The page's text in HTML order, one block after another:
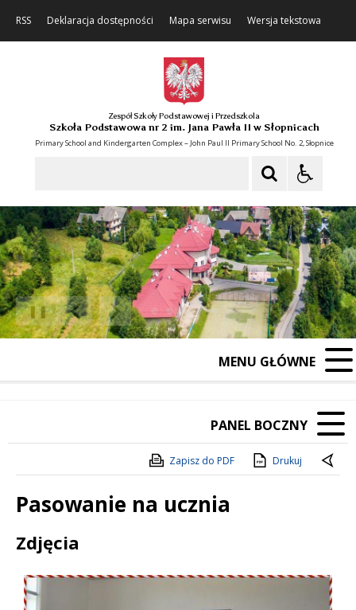
RSS Deklaracja dostępności Mapa serwisu Wersja tekstowa
Zespół Szkoły Podstawowej i Przedszkola
Szkoła Podstawowa nr 2 im. Jana Pawła II w Słopnicach
Primary School and Kindergarten Complex – John Paul II Primary School No. 2, Słopnice
Poprzedni Element
Następny Element
❚❚
MENU GŁÓWNE
PANEL BOCZNY
Zapisz do PDF Drukuj
Pasowanie na ucznia
Treść
Zdjęcia